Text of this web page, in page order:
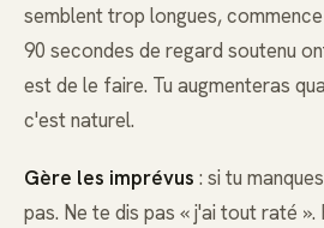
semblent trop longues,
90 secondes de regard soutenu
est de le faire. Tu augmenteras
c'est naturel.
Gère les imprévus : si tu
pas. Ne te dis pas « j'ai tout raté ».